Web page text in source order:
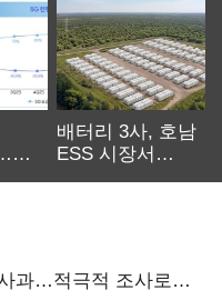
배터리 3사, 호남
ESS 시장서
과…적극적 조사로